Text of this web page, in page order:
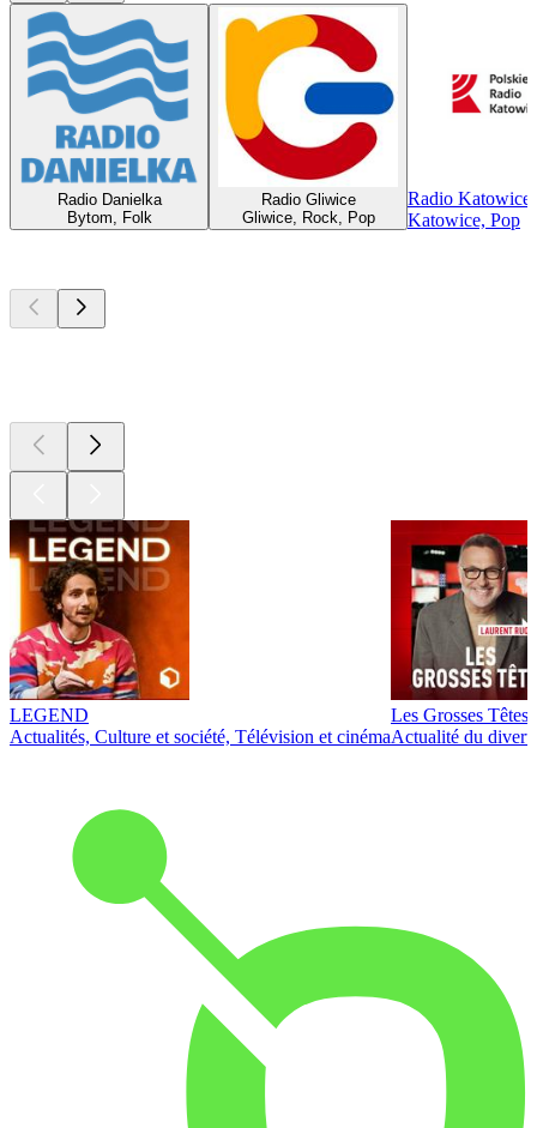
Radio Danielka
Bytom, Folk
Radio Gliwice
Gliwice, Rock, Pop
Radio Katowice
Katowice, Pop
LEGEND
Actualités, Culture et société, Télévision et cinéma
Les Grosses Têtes
Actualité du